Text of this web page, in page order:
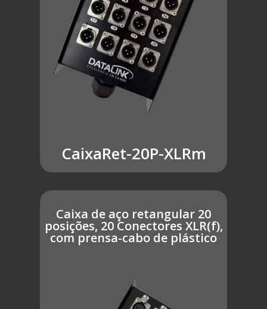
CaixaRet-20P-XLRm
Caixa de aço retangular 20
posições, 20 Conectores XLR(f),
com prensa-cabo de plástico